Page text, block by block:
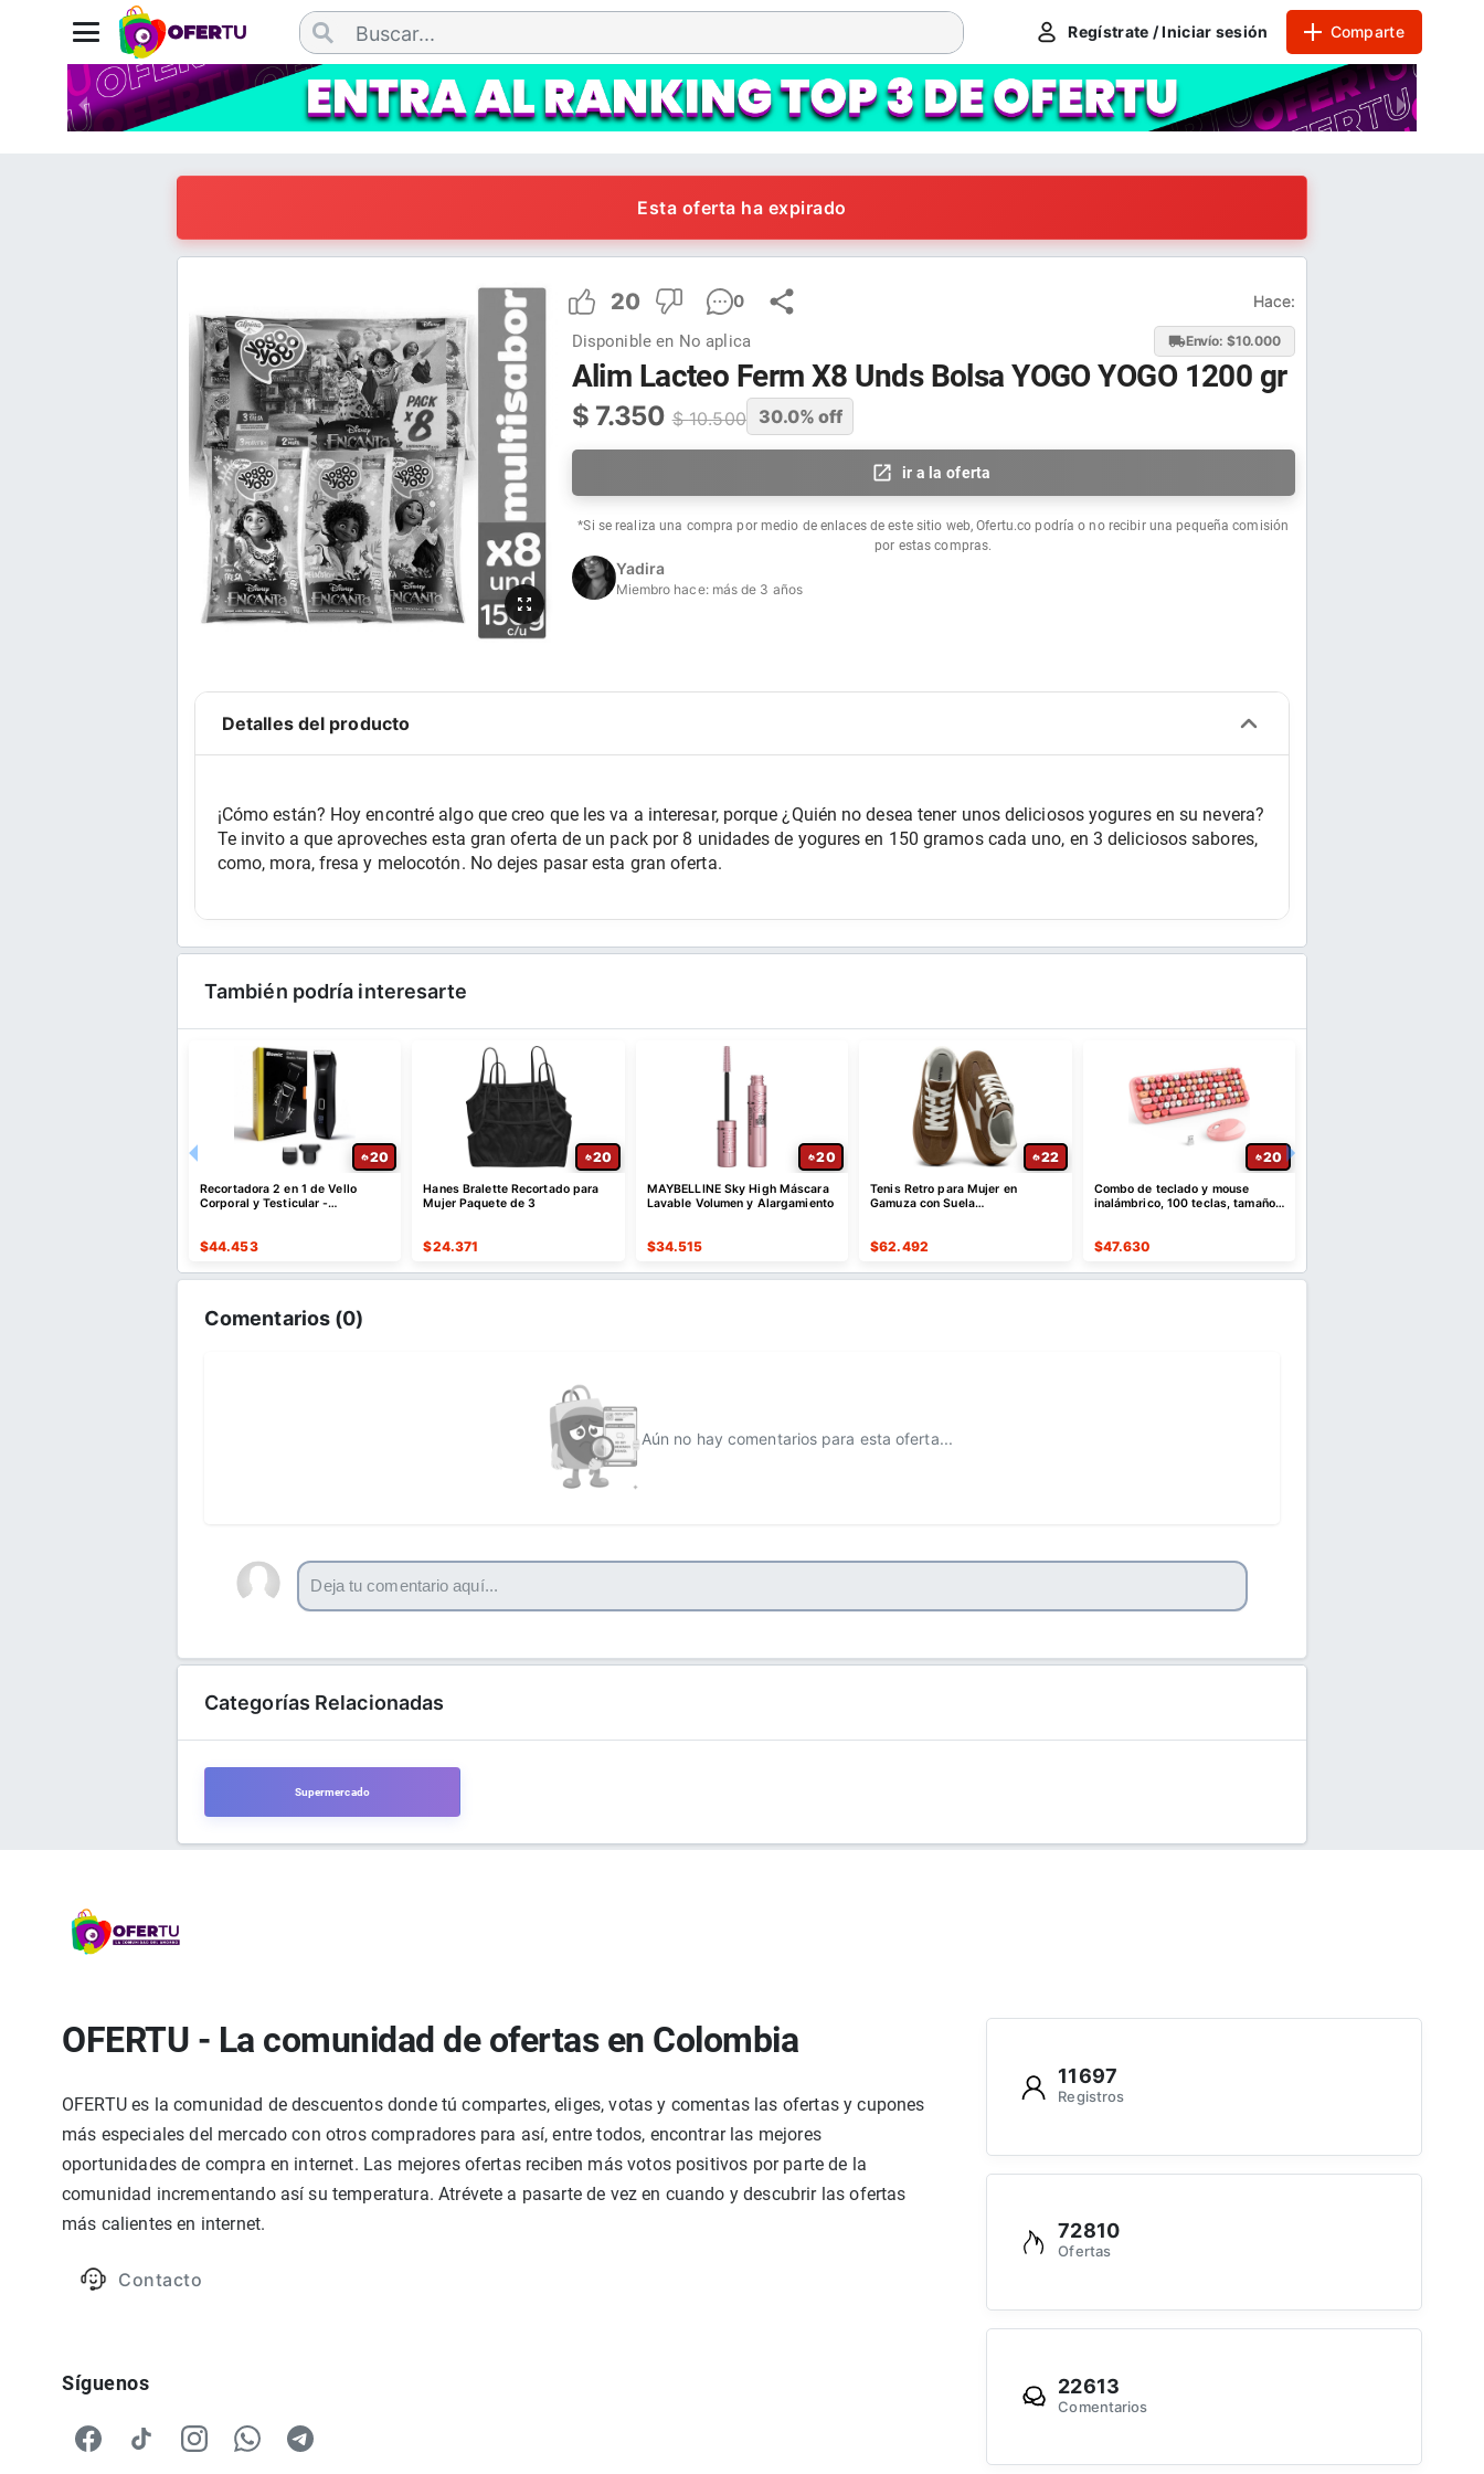
Regístrate / Iniciar sesión Comparte
Esta oferta ha expirado
20 0 Hace:
Disponible en No aplica Envío: $10.000
Alim Lacteo Ferm X8 Unds Bolsa YOGO YOGO 1200 gr
$ 7.350 $10.500 30.0% off
ir a la oferta
*Si se realiza una compra por medio de enlaces de este sitio web, Ofertu.co podría o no recibir una pequeña comisión
por estas compras.
Yadira
Miembro hace: más de 3 años
Detalles del producto
¡Cómo están? Hoy encontré algo que creo que les va a interesar, porque ¿Quién no desea tener unos deliciosos yogures en su nevera?
Te invito a que aproveches esta gran oferta de un pack por 8 unidades de yogures en 150 gramos cada uno, en 3 deliciosos sabores,
como, mora, fresa y melocotón. No dejes pasar esta gran oferta.
También podría interesarte
20
Recortadora 2 en 1 de Vello
Corporal y Testicular -
$44.453
20
Hanes Bralette Recortado para
Mujer Paquete de 3
$24.371
20
MAYBELLINE Sky High Máscara
Lavable Volumen y Alargamiento
$34.515
22
Tenis Retro para Mujer en
Gamuza con Suela
$62.492
20
Combo de teclado y mouse
inalámbrico, 100 teclas, tamaño
$47.630
Comentarios (0)
Aún no hay comentarios para esta oferta...
Categorías Relacionadas
Supermercado
OFERTU - La comunidad de ofertas en Colombia
OFERTU es la comunidad de descuentos donde tú compartes, eliges, votas y comentas las ofertas y cupones
más especiales del mercado con otros compradores para así, entre todos, encontrar las mejores
oportunidades de compra en internet. Las mejores ofertas reciben más votos positivos por parte de la
comunidad incrementando así su temperatura. Atrévete a pasarte de vez en cuando y descubrir las ofertas
más calientes en internet.
Contacto
Síguenos
11697
Registros
72810
Ofertas
22613
Comentarios